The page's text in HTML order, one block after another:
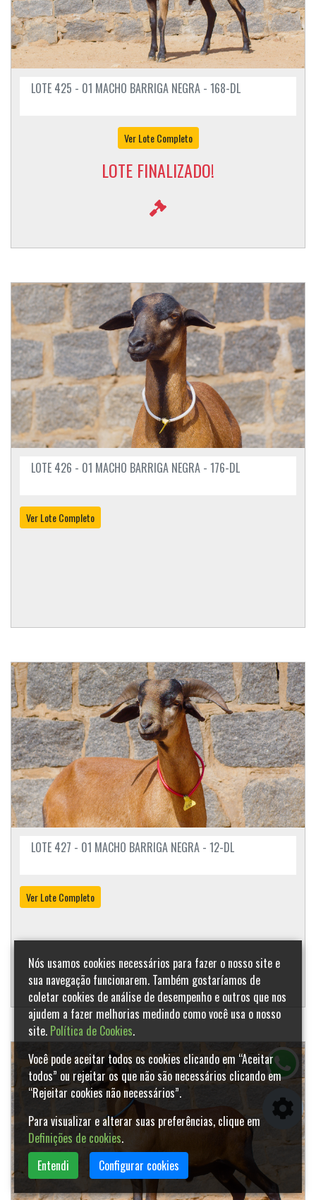
LOTE 425 - 01 MACHO BARRIGA NEGRA - 168-DL
Ver Lote Completo
LOTE FINALIZADO!
LOTE 426 - 01 MACHO BARRIGA NEGRA - 176-DL
Ver Lote Completo
LOTE 427 - 01 MACHO BARRIGA NEGRA - 12-DL
Ver Lote Completo
Nós usamos cookies necessários para fazer o nosso site e
sua navegação funcionarem. Também gostaríamos de
coletar cookies de análise de desempenho e outros que nos
ajudem a fazer melhorias medindo como você usa o nosso
site. Política de Cookies.
Você pode aceitar todos os cookies clicando em “Aceitar
todos” ou rejeitar os que não são necessários clicando em
“Rejeitar cookies não necessários”.
Para visualizar e alterar suas preferências, clique em
Definições de cookies.
Entendi
Configurar cookies